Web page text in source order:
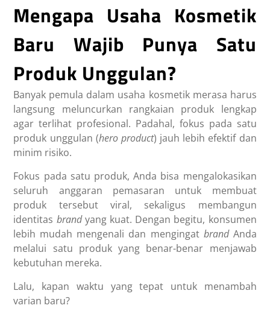
Mengapa Usaha Kosmetik
Baru Wajib Punya Satu
Produk Unggulan?
Banyak pemula dalam usaha kosmetik merasa harus
langsung meluncurkan rangkaian produk lengkap
agar terlihat profesional. Padahal, fokus pada satu
produk unggulan (hero product) jauh lebih efektif dan
minim risiko.
Fokus pada satu produk, Anda bisa mengalokasikan
seluruh anggaran pemasaran untuk membuat
produk tersebut viral, sekaligus membangun
identitas brandyang kuat. Dengan begitu, konsumen
lebih mudah mengenali dan mengingat brand Anda
melalui satu produk yang benar-benar menjawab
kebutuhan mereka.
Lalu, kapan waktu yang tepat untuk menambah
varian baru?